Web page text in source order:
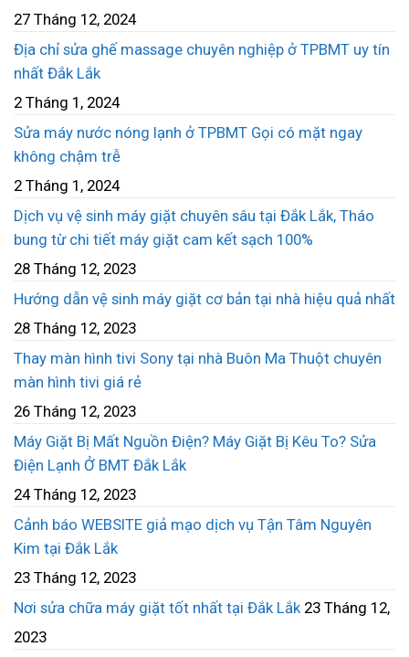
27 Tháng 12, 2024
Địa chỉ sửa ghế massage chuyên nghiệp ở TPBMT uy tín
nhất Đắk Lắk
2 Tháng 1, 2024
Sửa máy nước nóng lạnh ở TPBMT Gọi có mặt ngay
không chậm trễ
2 Tháng 1, 2024
Dịch vụ vệ sinh máy giặt chuyên sâu tại Đắk Lắk, Tháo
bung từ chi tiết máy giặt cam kết sạch 100%
28 Tháng 12, 2023
Hướng dẫn vệ sinh máy giặt cơ bản tại nhà hiệu quả nhất
28 Tháng 12, 2023
Thay màn hình tivi Sony tại nhà Buôn Ma Thuột chuyên
màn hình tivi giá rẻ
26 Tháng 12, 2023
Máy Giặt Bị Mất Nguồn Điện? Máy Giặt Bị Kêu To? Sửa
Điện Lạnh Ở BMT Đắk Lắk
24 Tháng 12, 2023
Cảnh báo WEBSITE giả mạo dịch vụ Tận Tâm Nguyên
Kim tại Đắk Lắk
23 Tháng 12, 2023
Nơi sửa chữa máy giặt tốt nhất tại Đắk Lắk 23 Tháng 12,
2023